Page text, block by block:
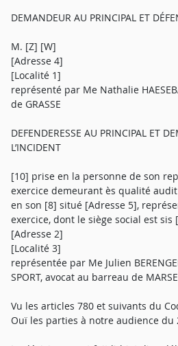
DEMANDEUR AU PRINCIPAL ET
M. [Z] [W]
[Adresse 4]
[Localité 1]
représenté par Me Nathalie
de GRASSE
DEFENDERESSE AU PRINCIPAL ET
L’INCIDENT
[10] prise en la personne de son
exercice demeurant ès qualité
en son [8] situé [Adresse 5],
exercice, dont le siège social est sis
[Adresse 2]
[Localité 3]
représentée par Me Julien
SPORT, avocat au barreau de
Vu les articles 780 et suivants du
Ouï les parties à notre audience du